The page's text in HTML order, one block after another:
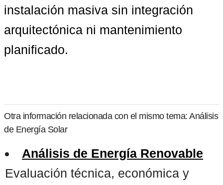
instalación masiva sin integración
arquitectónica ni mantenimiento
planificado.
Otra información relacionada con el mismo tema: Análisis
de Energía Solar
Análisis de Energía Renovable
Evaluación técnica, económica y